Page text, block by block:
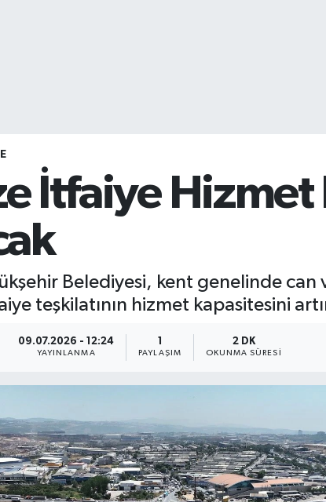
İtfaiye Hizmet
Belediyesi, kent genelinde
teşkilatının hizmet kapasitesini
09.07.2026 - 12:24
YAYINLANMA PAYLAŞIM
2 DK
OKUNMA SÜRESI